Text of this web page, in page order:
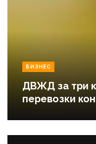
БИЗНЕС
ДВЖД за три
перевозки